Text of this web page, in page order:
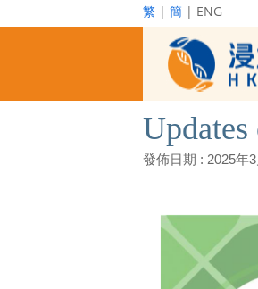
繁 | 簡 | ENG
發佈日期 : 2025年